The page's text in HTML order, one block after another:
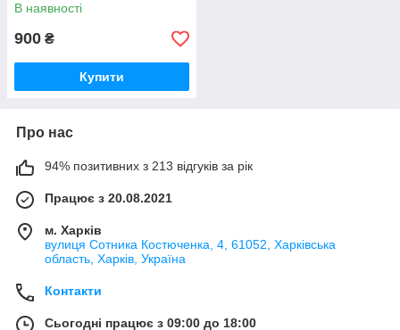
В наявності
900 ₴
Купити
Про нас
94% позитивних з 213 відгуків за рік
Працює з 20.08.2021
м. Харків
вулиця Сотника Костюченка, 4, 61052, Харківська
область, Харків, Україна
Контакти
Сьогодні працює з 09:00 до 18:00